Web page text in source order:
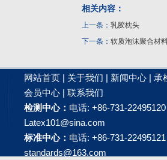
相关内容：
上一条：乳胶枕头
下一条：软质泡沫聚合材
网站首页 | 关于我们 | 新闻中心 | 承
会员中心 | 联系我们
检测中心： 电话: +86-731-
Latex101@sina.com
标准中心： 电话: +86-731-
standards@163.com